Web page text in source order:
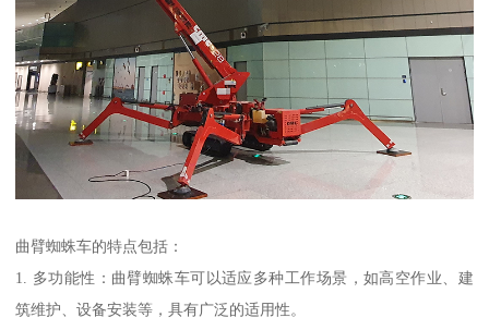
曲臂蜘蛛车的特点包括：
1. 多功能性：曲臂蜘蛛车可以适应多种工作场景，如高空作业、建
筑维护、设备安装等，具有广泛的适用性。